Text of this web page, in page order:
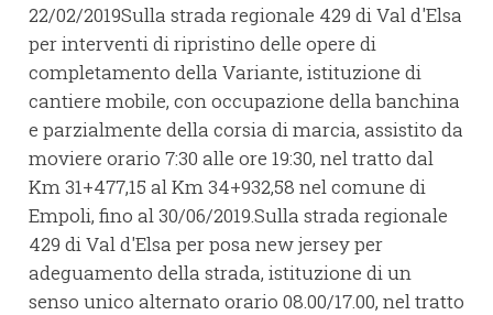
22/02/2019Sulla strada regionale 429 di Val d'Elsa
per interventi di ripristino delle opere di
completamento della Variante, istituzione di
cantiere mobile, con occupazione della banchina
e parzialmente della corsia di marcia, assistito da
moviere orario 7:30 alle ore 19:30, nel tratto dal
Km 31+477,15 al Km 34+932,58 nel comune di
Empoli, fino al 30/06/2019.Sulla strada regionale
429 di Val d'Elsa per posa new jersey per
adeguamento della strada, istituzione di un
senso unico alternato orario 08.00/17.00, nel tratto